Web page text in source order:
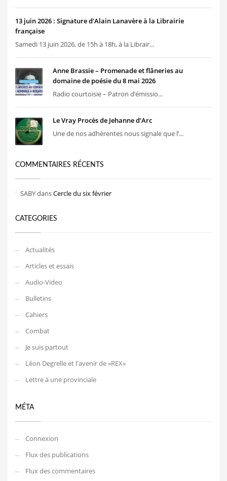
13 juin 2026 : Signature d’Alain Lanavère à la Librairie
française
Samedi 13 juin 2026, de 15h à 18h, à la Librair...
Anne Brassie – Promenade et flâneries au
domaine de poésie du 8 mai 2026
Radio courtoisie – Patron d’émissio...
Le Vray Procès de Jehanne d’Arc
Une de nos adhérentes nous signale que l’...
COMMENTAIRES RÉCENTS
SABYdansCercle du six février
CATEGORIES
Actualités
Articles et essais
Audio-Video
Bulletins
Cahiers
Combat
Je suis partout
Léon Degrelle et l'avenir de «REX»
Lettre à une provinciale
MÉTA
Connexion
Flux des publications
Flux des commentaires